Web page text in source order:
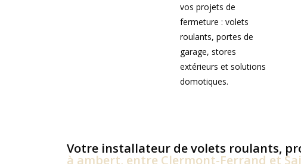
vos projets de
fermeture : volets
roulants, portes de
garage, stores
extérieurs et solutions
domotiques.
Votre installateur de volets roulants,
à ambert, entre Clermont-Ferrand et